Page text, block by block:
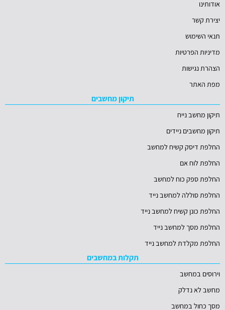
אודותינו
יצירת קשר
תנאי השימוש
מדיניות הפרטיות
הצהרת נגישות
מפת האתר
תיקון מחשבים
תיקון מחשב נייח
תיקון מחשבים ניידים
החלפת דיסק קשיח למחשב
החלפת לוח אם
החלפת ספק כוח למחשב
החלפת סוללה למחשב נייד
החלפת כונן קשיח למחשב נייד
החלפת מסך למחשב נייד
החלפת מקלדת למחשב נייד
תקלות במחשבים
וירוסים במחשב
מחשב לא נדלק
מסך כחול במחשב